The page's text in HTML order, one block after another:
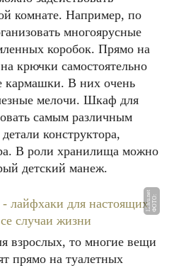
комнате. Например, по
многоярусные
коробок. Прямо на
крючки самостоятельно
кармашки. В них очень
мелочи. Шкаф для
самым различным
конструктора,
В роли хранилища можно
детский манеж.
Ф
О
Т
О:
1
2
3
r
u.
n
et
взрослых, то многие вещи
прямо на туалетных